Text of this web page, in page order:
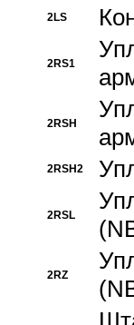
2LS
2RS1
2RSH
2RSH2
2RSL
2RZ